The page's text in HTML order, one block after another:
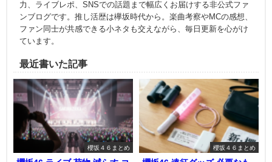
力、ライブレポ、SNSでの話題まで幅広くお届けする非公式ファ
ンブログです。推し活歴は欅坂時代から。楽曲考察やMCの感想、
ファン同士が共感できる小ネタも交えながら、毎日更新を心がけ
ています。
最近書いた記事
櫻坂４６まとめ 櫻坂４６まとめ